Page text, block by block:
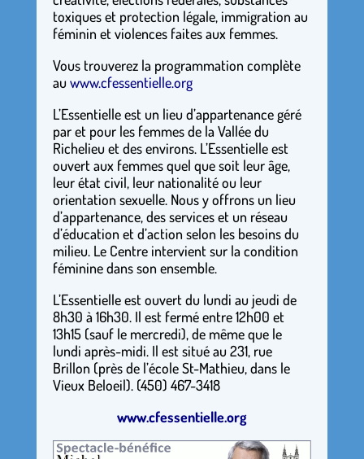
toxiques et protection légale, immigration au
féminin et violences faites aux femmes.
Vous trouverez la programmation complète
au www.cfessentielle.org
L’Essentielle est un lieu d’appartenance géré
par et pour les femmes de la Vallée du
Richelieu et des environs. L’Essentielle est
ouvert aux femmes quel que soit leur âge,
leur état civil, leur nationalité ou leur
orientation sexuelle. Nous y offrons un lieu
d’appartenance, des services et un réseau
d’éducation et d’action selon les besoins du
milieu. Le Centre intervient sur la condition
féminine dans son ensemble.
L’Essentielle est ouvert du lundi au jeudi de
8h30 à 16h30. Il est fermé entre 12h00 et
13h15 (sauf le mercredi), de même que le
lundi après-midi. Il est situé au 231, rue
Brillon (près de l’école St-Mathieu, dans le
Vieux Beloeil). (450) 467-3418
www.cfessentielle.org